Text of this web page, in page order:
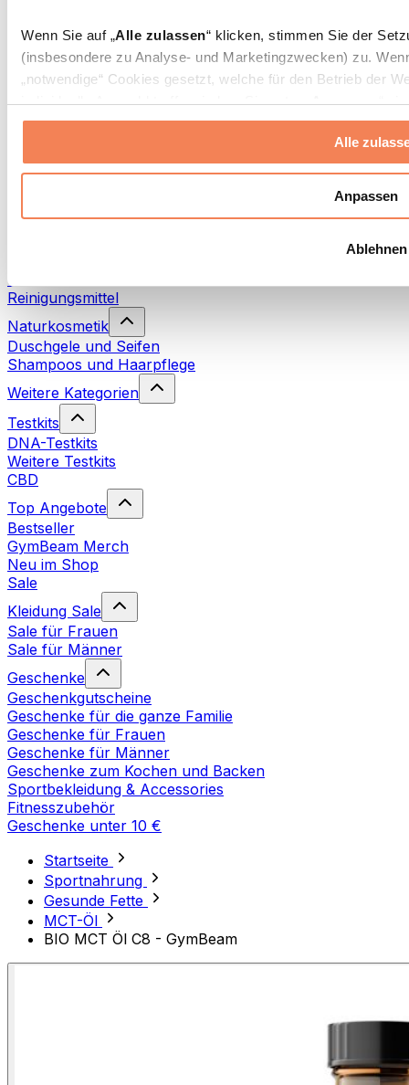
Wenn Sie auf „Alle zulassen“ klicken, stimmen Sie der
(insbesondere zu Analyse- und Marketingzwecken) zu.
„notwendige“ Cookies gesetzt, welche für den Betrieb der
individuelle Auswahl treffen, indem Sie unter „Anpassen“
erlauben“ klicken.
Weitere Informationen über die Verarbeitung Ihrer Daten
Datenschutzerklärung
Alle
Anpassen
Ablehnen
Zubehör nach Aktivität
Laufen
Kampfsport
Yoga & Pilates
Wandern
Rotlichttherapie
Waschmittel
Reinigungsmittel
Naturkosmetik
Duschgele und Seifen
Shampoos und Haarpflege
Weitere Kategorien
Testkits
DNA-Testkits
Weitere Testkits
CBD
Top Angebote
Bestseller
GymBeam Merch
Neu im Shop
Sale
Kleidung Sale
Sale für Frauen
Sale für Männer
Geschenke
Geschenkgutscheine
Geschenke für die ganze Familie
Geschenke für Frauen
Geschenke für Männer
Geschenke zum Kochen und Backen
Sportbekleidung & Accessories
Fitnesszubehör
Geschenke unter 10 €
Startseite
Sportnahrung
Gesunde Fette
MCT-Öl
BIO MCT Öl C8 - GymBeam